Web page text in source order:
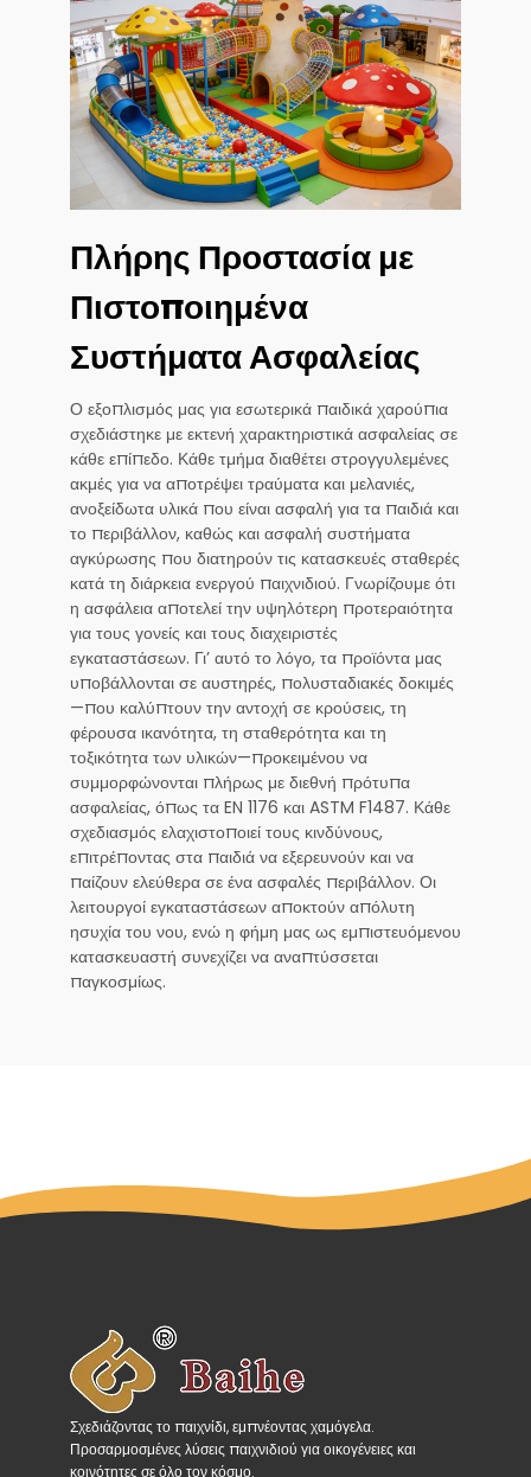
Πλήρης Προστασία με
Πιστοποιημένα
Συστήματα Ασφαλείας
Ο εξοπλισμός μας για εσωτερικά παιδικά χαρούπια
σχεδιάστηκε με εκτενή χαρακτηριστικά ασφαλείας σε
κάθε επίπεδο. Κάθε τμήμα διαθέτει στρογγυλεμένες
ακμές για να αποτρέψει τραύματα και μελανιές,
ανοξείδωτα υλικά που είναι ασφαλή για τα παιδιά και
το περιβάλλον, καθώς και ασφαλή συστήματα
αγκύρωσης που διατηρούν τις κατασκευές σταθερές
κατά τη διάρκεια ενεργού παιχνιδιού. Γνωρίζουμε ότι
η ασφάλεια αποτελεί την υψηλότερη προτεραιότητα
για τους γονείς και τους διαχειριστές
εγκαταστάσεων. Γι’ αυτό το λόγο, τα προϊόντα μας
υποβάλλονται σε αυστηρές, πολυσταδιακές δοκιμές
—που καλύπτουν την αντοχή σε κρούσεις, τη
φέρουσα ικανότητα, τη σταθερότητα και τη
τοξικότητα των υλικών—προκειμένου να
συμμορφώνονται πλήρως με διεθνή πρότυπα
ασφαλείας, όπως τα EN 1176 και ASTM F1487. Κάθε
σχεδιασμός ελαχιστοποιεί τους κινδύνους,
επιτρέποντας στα παιδιά να εξερευνούν και να
παίζουν ελεύθερα σε ένα ασφαλές περιβάλλον. Οι
λειτουργοί εγκαταστάσεων αποκτούν απόλυτη
ησυχία του νου, ενώ η φήμη μας ως εμπιστευόμενου
κατασκευαστή συνεχίζει να αναπτύσσεται
παγκοσμίως.
Σχεδιάζοντας το παιχνίδι, εμπνέοντας χαμόγελα.
Προσαρμοσμένες λύσεις παιχνιδιού για οικογένειες και
κοινότητες σε όλο τον κόσμο.